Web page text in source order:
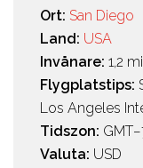
Ort: San Diego
Land: USA
Invånare: 1,2
Flygplatstips:
Los Angeles
Tidszon:
Valuta: USD